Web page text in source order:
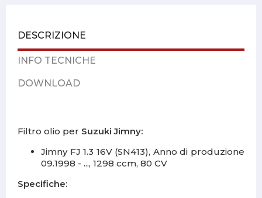
DESCRIZIONE
INFO TECNICHE
DOWNLOAD
Filtro olio per Suzuki Jimny:
Jimny FJ 1.3 16V (SN413), Anno di produzione
09.1998 - ..., 1298 ccm, 80 CV
Specifiche: